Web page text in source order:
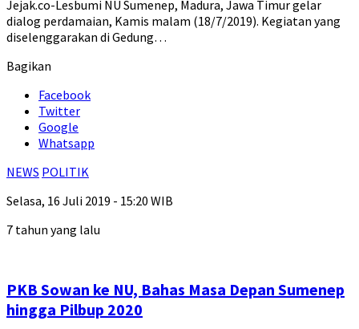
Jejak.co-Lesbumi NU Sumenep, Madura, Jawa Timur gelar
dialog perdamaian, Kamis malam (18/7/2019). Kegiatan yang
diselenggarakan di Gedung…
Bagikan
Facebook
Twitter
Google
Whatsapp
NEWS POLITIK
Selasa, 16 Juli 2019 - 15:20 WIB
7 tahun yang lalu
PKB Sowan ke NU, Bahas Masa Depan Sumenep
hingga Pilbup 2020